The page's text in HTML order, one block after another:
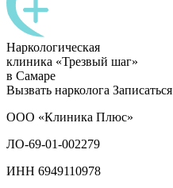
Наркологическая
клиника «Трезвый шаг»
в Самаре
Вызвать нарколога Записаться
ООО «Клиника Плюс»
ЛО-69-01-002279
ИНН 6949110978